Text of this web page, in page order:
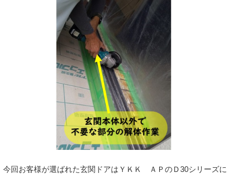
今回お客様が選ばれた玄関ドアはＹＫＫ ＡＰのＤ30シリーズに